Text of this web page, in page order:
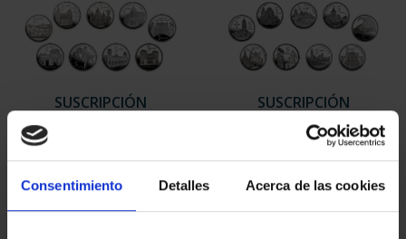
Consentimiento Detalles Acerca de las cookies
SUSCRIPCIÓN
949,00 €
Sólo para usuarios
registrados
SUSCRIPCIÓN
CAPITALES DE
PROVINCIA 2
949,00 €
Sólo para usuarios
registrados